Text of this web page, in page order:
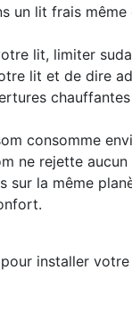
un lit frais même
lit, limiter
lit et de dire
consomme
ne rejette
sur la même
installer